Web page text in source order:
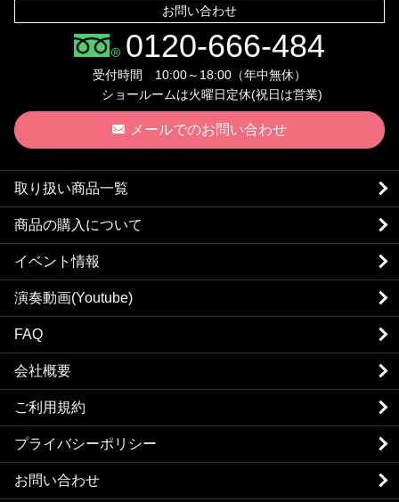
お問い合わせ
0120-666-484
受付時間 10:00～18:00（年中無休）
ショールームは火曜日定休(祝日は営業)
メールでのお問い合わせ
取り扱い商品一覧
商品の購入について
イベント情報
演奏動画(Youtube)
FAQ
会社概要
ご利用規約
プライバシーポリシー
お問い合わせ